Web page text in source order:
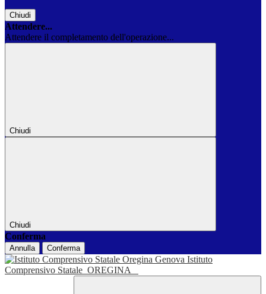
Chiudi
Attendere...
Attendere il completamento dell'operazione...
Chiudi
Chiudi
Conferma
Annulla Conferma
Istituto
Comprensivo Statale OREGINA